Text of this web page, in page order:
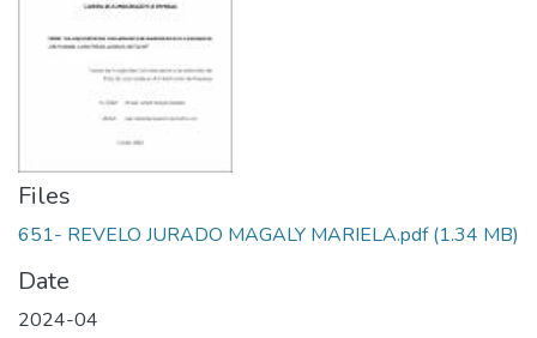
Files
651- REVELO JURADO MAGALY MARIELA.pdf(1.34 MB)
Date
2024-04